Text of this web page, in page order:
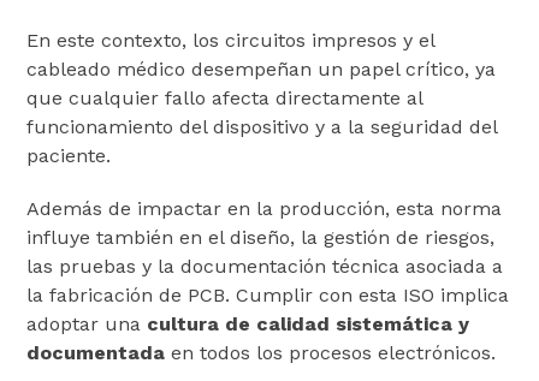
En este contexto, los circuitos impresos y el
cableado médico desempeñan un papel crítico, ya
que cualquier fallo afecta directamente al
funcionamiento del dispositivo y a la seguridad del
paciente.
Además de impactar en la producción, esta norma
influye también en el diseño, la gestión de riesgos,
las pruebas y la documentación técnica asociada a
la fabricación de PCB. Cumplir con esta ISO implica
adoptar una cultura de calidad sistemática y
documentada en todos los procesos electrónicos.